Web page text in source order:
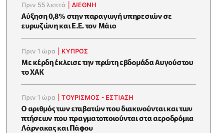
Πριν 55 λεπτά |ΔΙΕΘΝΗ
Αύξηση 0,8% στην παραγωγή υπηρεσιών σε
ευρωζώνη και Ε.Ε. τον Μάιο
Πριν 1 ώρα ΚΥΠΡΟΣ
Με κέρδη έκλεισε την πρώτη εβδομάδα Αυγούστου
το ΧΑΚ
Πριν 1 ώρα |ΤΟΥΡΙΣΜΟΣ - ΕΣΤΙΑΣΗ
Ο αριθμός των επιβατών που διακινούνται και των
πτήσεων που πραγματοποιούνται στα αεροδρόμια
Λάρνακας και Πάφου